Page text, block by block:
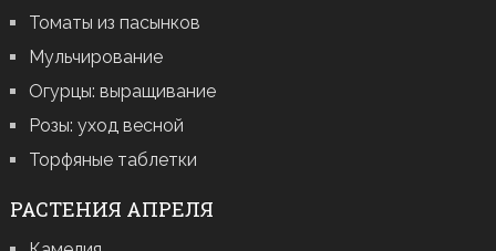
Томаты из пасынков
Мульчирование
Огурцы: выращивание
Розы: уход весной
Торфяные таблетки
РАСТЕНИЯ АПРЕЛЯ